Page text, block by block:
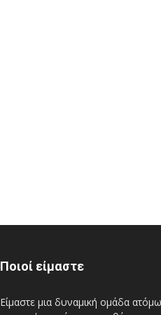
Ποιοί είμαστε
Είμαστε μια δυναμική ομάδα